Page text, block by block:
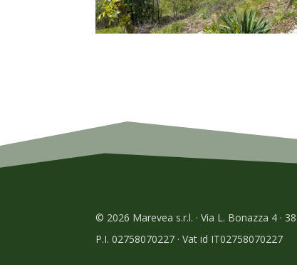
© 2026 Marevea s.r.l. · Via L. Bonazza 4 ·
P.I. 02758070227 · Vat id IT02758070227